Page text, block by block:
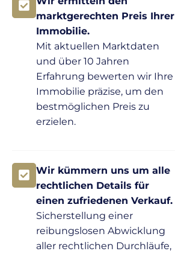
marktgerechten Preis Ihrer
Immobilie.
Mit aktuellen Marktdaten
und über 10 Jahren
Erfahrung bewerten wir Ihre
Immobilie präzise, um den
bestmöglichen Preis zu
erzielen.
Wir kümmern uns um alle
rechtlichen Details für
einen zufriedenen Verkauf.
Sicherstellung einer
reibungslosen Abwicklung
aller rechtlichen Durchläufe,